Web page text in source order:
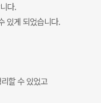
다.
있게 되었습니다.
할 수 있었고